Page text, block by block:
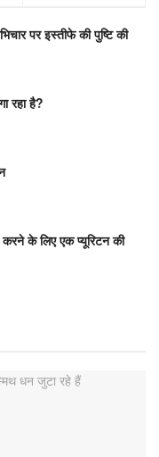
पर इस्तीफे की पुष्टि की
रहा है?
करने के लिए एक प्यूरिटन की